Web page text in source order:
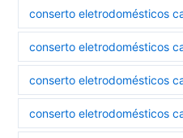
conserto eletrodomésticos
conserto eletrodomésticos
conserto eletrodomésticos
conserto eletrodomésticos